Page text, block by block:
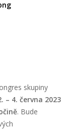
skupiny
– 4. června 2023
. Bude